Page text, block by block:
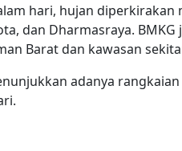
hari, hujan diperkirakan
dan Dharmasraya.
Barat dan kawasan
adanya